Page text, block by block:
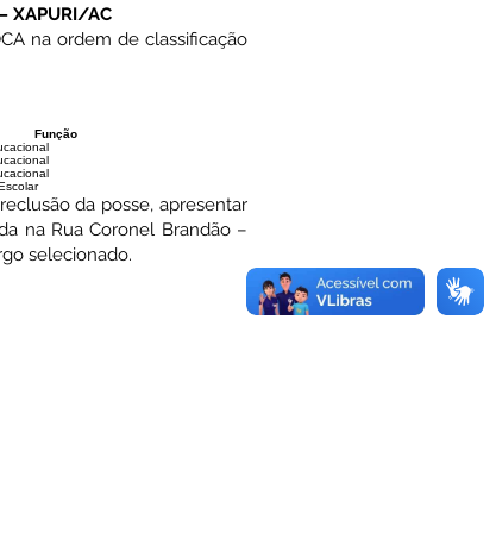
XAPURI/AC
na ordem de classificação
Função
da posse, apresentar
na Rua Coronel Brandão –
selecionado.